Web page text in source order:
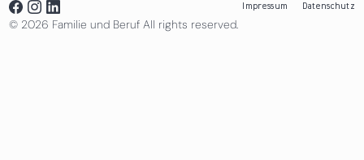
Impressum
Datenschutz
© 2026 Familie und Beruf All rights reserved.